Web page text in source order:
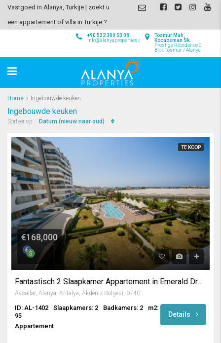
Vastgoed in Alanya, Turkije | zoekt u
een appartement of villa in Turkije ?
Tosmur Mah,
Kocaosman Sk.
Prestige Residence C
Blok Tosmur / Alanya
+90 532 300 53 08
info@alanyaproperties.com
Home Ingebouwde keuken
Ingebouwde keuken
Sorteer op: Datum (nieuw naar oud)
TE KOOP
€168,000
Fantastisch 2 Slaapkamer Appartement in Emerald Dreams / Avsallar
Avsallar, Alanya, Antalya, Akdeniz Bölgesi, 07407, Türkiye
ID: AL-1402 Slaapkamers: 2 Badkamers: 2
m2:
95
Appartement
Details